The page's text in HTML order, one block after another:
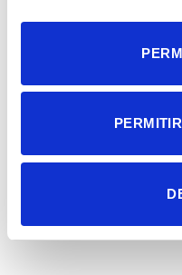
Consejo Superior
Campus de San